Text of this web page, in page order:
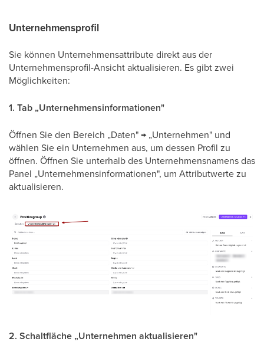
Unternehmensprofil
Sie können Unternehmensattribute direkt aus der
Unternehmensprofil-Ansicht aktualisieren. Es gibt zwei
Möglichkeiten:
1. Tab „Unternehmensinformationen"
Öffnen Sie den Bereich „Daten" → „Unternehmen" und
wählen Sie ein Unternehmen aus, um dessen Profil zu
öffnen. Öffnen Sie unterhalb des Unternehmensnamens das
Panel „Unternehmensinformationen", um Attributwerte zu
aktualisieren.
2. Schaltfläche „Unternehmen aktualisieren"